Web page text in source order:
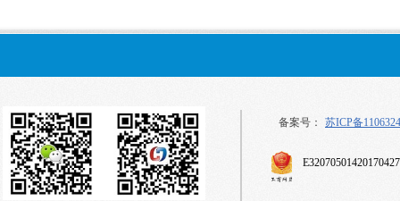
备案号： 苏ICP备